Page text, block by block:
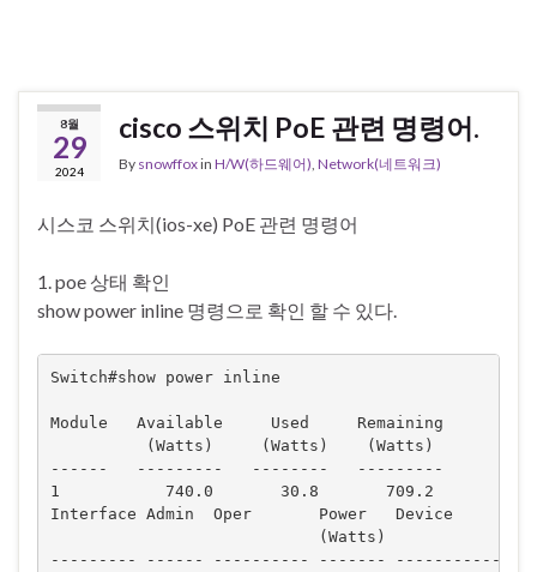
8월
29
2024
cisco 스위치 PoE 관련 명령어.
By snowffoxin H/W(하드웨어) Network(네트워크)
시스코 스위치(ios-xe) PoE 관련 명령어
1. poe 상태 확인
show power inline 명령으로 확인 할 수 있다.
Switch#show power inline
Module   Available     Used     Remaining
          (Watts)     (Watts)    (Watts)
------   ---------   --------   ---------
1           740.0       30.8       709.2
Interface Admin  Oper       Power   Device
                            (Watts)
--------- ------ ---------- -------